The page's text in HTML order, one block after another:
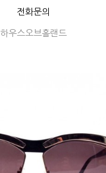
전화문의
하우스오브홀랜드